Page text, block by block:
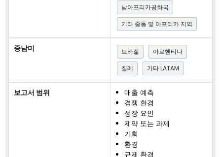
남아프리카공화국
기타 중동 및 아프리카 지역
중남미 브라질
아르헨티나
칠레
기타 LATAM
보고서 범위
매출 예측
경쟁 환경
성장 요인
제약 또는 과제
기회
환경
규제 환경